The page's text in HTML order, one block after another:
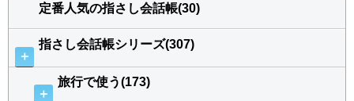
定番人気の指さし会話帳(30)
＋
指さし会話帳シリーズ(307)
＋
旅行で使う(173)